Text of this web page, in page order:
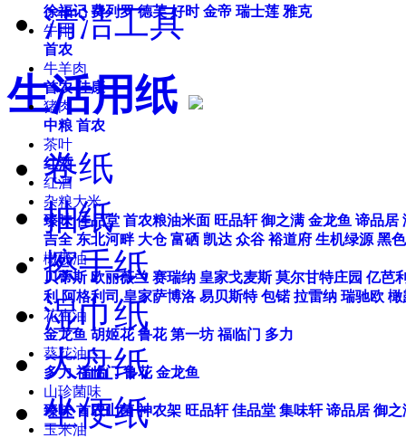
徐福记 费列罗 德芙 好时 金帝 瑞士莲 雅克
牛排
首农
牛羊肉
首农 佳康
猪肉
中粮 首农
茶叶
红酒
红酒
杂粮大米
臻味 佳品堂 首农粮油米面 旺品轩 御之满 金龙鱼 谛品居
吉全 东北河畔 大仓 富硒 凯达 众谷 裕道府 生机绿源 黑
橄榄油
贝蒂斯 欧丽薇兰 赛瑞纳 皇家戈麦斯 莫尔甘特庄园 亿芭
利 阿格利司 皇家萨博洛 易贝斯特 包锘 拉雷纳 瑞驰欧 橄
花生油
金龙鱼 胡姬花 鲁花 第一坊 福临门 多力
葵花油
多力 福临门 鲁花 金龙鱼
山珍菌味
臻味 首农山菌 神农架 旺品轩 佳品堂 集味轩 谛品居 御之
玉米油
清洁工具
生活用纸
卷纸
抽纸
擦手纸
湿巾纸
大盘纸
坐便纸